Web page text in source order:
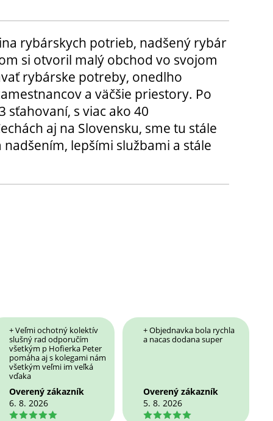
rybárskych potrieb, nadšený rybár
si otvoril malý obchod vo svojom
rybárske potreby, onedlho
a väčšie priestory. Po
sťahovaní, s viac ako 40
aj na Slovensku, sme tu stále
lepšími službami a stále
+ Veľmi ochotný kolektív
slušný rad odporučím
všetkým p Hofierka Peter
pomáha aj s kolegami nám
všetkým veľmi im veľká
vďaka
Overený zákazník
6. 8. 2026
5
+ Objednavka bola rychla
a nacas dodana super
Overený zákazník
5. 8. 2026
5